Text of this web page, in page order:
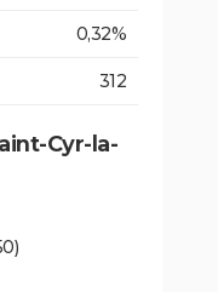
0,32%
312
Cyr-la-